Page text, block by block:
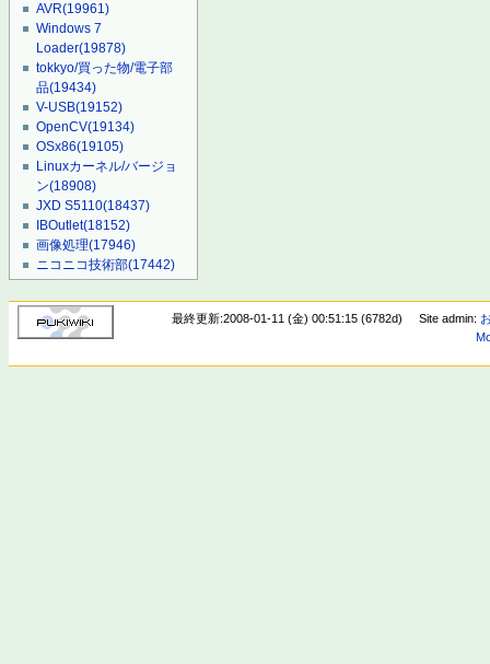
AVR(19961)
Windows 7
Loader(19878)
tokkyo/買った物/電子部
品(19434)
V-USB(19152)
OpenCV(19134)
OSx86(19105)
Linuxカーネル/バージョ
ン(18908)
JXD S5110(18437)
IBOutlet(18152)
画像処理(17946)
ニコニコ技術部(17442)
最終更新:2008-01-11 (金) 00:51:15 (6782d) Site admin: